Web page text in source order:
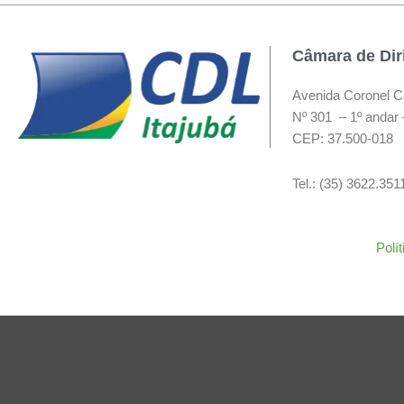
Câmara de
Avenida Coronel
Nº 301 – 1º
CEP: 37.500-018
Tel.: (35)